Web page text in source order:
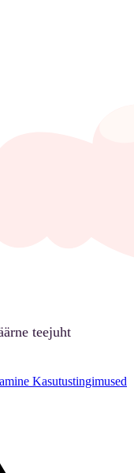
teejuht
Kasutustingimused